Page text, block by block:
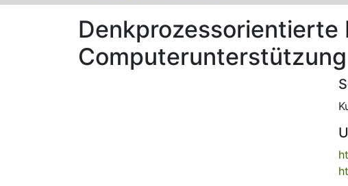
Computerunterstützung